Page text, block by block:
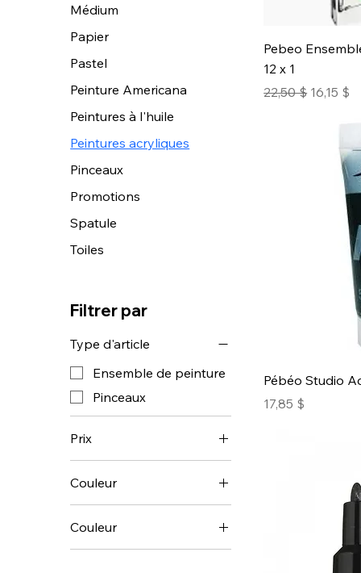
Médium
Papier
Pastel
Peinture Americana
Peintures à l'huile
Peintures acryliques
Pinceaux
Promotions
Spatule
Toiles
Filtrer par
Type d'article
Ensemble de peinture
Pinceaux
Prix
5 $CA 80 $CA
Couleur
Couleur
Pebeo
12 x 1
Prix original
22,50 $ Prix
16,15 $
Pébéo Studio
Prix
17,85 $